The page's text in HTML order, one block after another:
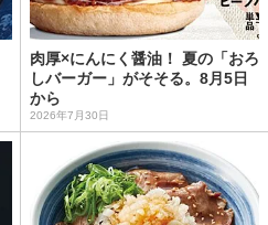
肉厚×にんにく醤油！ 夏の「おろ
しバーガー」がそそる。8月5日
から
2026年7月30日